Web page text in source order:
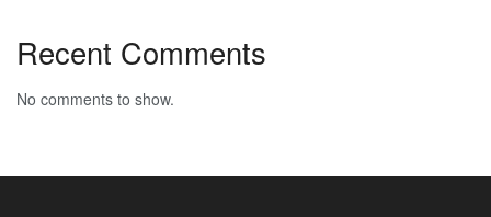
Recent Comments
No comments to show.